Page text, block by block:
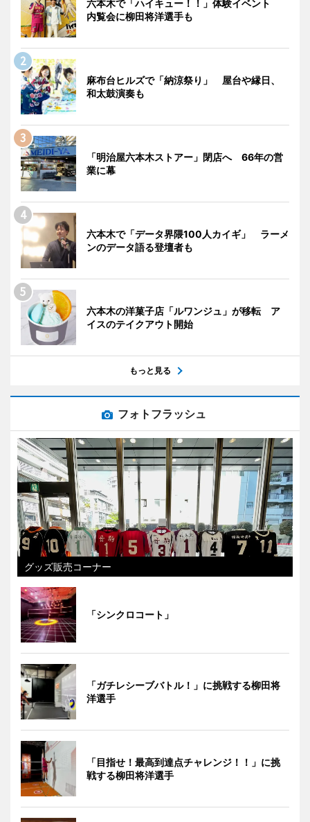
六本木で「ハイキュー！！」体験イベント
内覧会に柳田将洋選手も
麻布台ヒルズで「納涼祭り」 屋台や縁日、
和太鼓演奏も
「明治屋六本木ストアー」閉店へ 66年の営
業に幕
六本木で「データ界隈100人カイギ」 ラーメ
ンのデータ語る登壇者も
六本木の洋菓子店「ルワンジュ」が移転 ア
イスのテイクアウト開始
もっと見る
フォトフラッシュ
グッズ販売コーナー
「シンクロコート」
「ガチレシーブバトル！」に挑戦する柳田将
洋選手
「目指せ！最高到達点チャレンジ！！」に挑
戦する柳田将洋選手